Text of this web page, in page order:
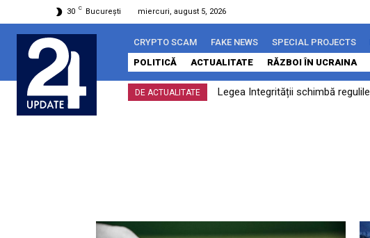
30 C București miercuri, august 5, 2026
CRYPTO SCAM FAKE NEWS SPECIAL PROJECTS
POLITICĂ
ACTUALITATE RĂZBOI ÎN UCRAINA
DE ACTUALITATE
Legea Integrității schimbă